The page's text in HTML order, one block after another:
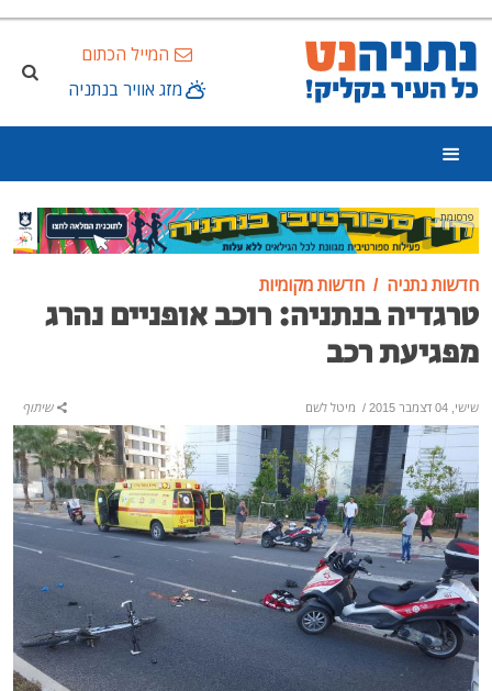
המייל הכתום
מזג אוויר בנתניה
פרסומת
חדשות נתניה חדשות מקומיות
טרגדיה בנתניה: רוכב אופניים נהרג
מפגיעת רכב
שישי, 04 דצמבר 2015 / מיטל לשם שיתוף